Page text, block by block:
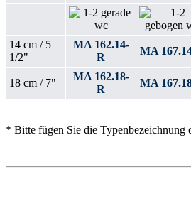
14 cm / 5
1/2"
MA 162.14-
R
MA
18 cm / 7"
MA 162.18-
R
MA
* Bitte fügen Sie die